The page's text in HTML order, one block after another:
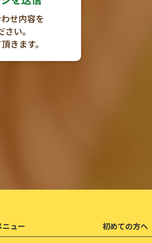
ニュー 初めての方へ